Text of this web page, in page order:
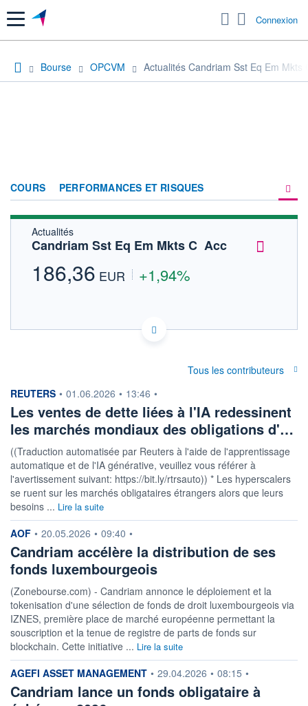
Menu Connexion
Bourse OPCVM Actualités Candriam Sst Eq Em Mkts
COURS PERFORMANCES ET RISQUES
FORUM
Actualités
Candriam Sst Eq Em Mkts C  Acc
186,36 EUR +1,94%
OPCVM DERNIER COURS CONNU AU 05/08/2026
03/12 08/04 04/08
150
CATÉGORIE MORNINGSTAR
Actions Marchés
Emergents
FONDS PARTENAIRES
ÉLIGIBILITÉ
PEA PEA-PME BOURSOVIE LUX
CTO BUSINESS
ACTIF NET (EUR)
2 236M / 31.07.26
RISQUE DU FONDS (SRI)
Tous les contributeurs
information fournie par
REUTERS • 01.06.2026 • 13:46 •
Les ventes de dette liées à l'IA redessinent
les marchés mondiaux des obligations d'…
((Traduction automatisée par Reuters à l'aide de l'apprentissage
automatique et de l'IA générative, veuillez vous référer à
l'avertissement suivant: https://bit.ly/rtrsauto)) * Les hyperscalers
se ruent sur les marchés obligataires étrangers alors que leurs
besoins ... Lire la suite
information fournie par
AOF • 20.05.2026 • 09:40 •
Candriam accélère la distribution de ses
fonds luxembourgeois
(Zonebourse.com) - Candriam annonce le déploiement et la
tokenisation d'une sélection de fonds de droit luxembourgeois via
IZNES, première place de marché européenne permettant la
souscription et la tenue de registre de parts de fonds sur
blockchain. Cette initiative ... Lire la suite
information fournie par
AGEFI ASSET MANAGEMENT • 29.04.2026 • 08:15 •
Candriam lance un fonds obligataire à